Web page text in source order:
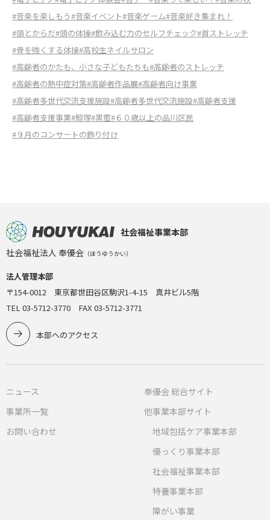
#音楽を楽しもう#音楽イベント#音楽ゲーム#音楽好き集まれ！
#頭とからだ#頭の体操#飲み込む力のセルフチェック#首ストレッチ
#骨を強くする体操#高校生ネイルサロン
#高齢者のかたも、小さな子どもたちも#高齢者のストレッチ
#高齢者の熱中症対策#高齢者作品展#高齢者向け事業
#高齢者多世代交流支援施設#高齢者多世代交流施設#高齢者支援
#高齢者支援事業#鯨塚#黒蜜#６０歳以上の品川区民
#９月のコンサートの飾り付け
社会福祉事業本部
社会福祉法人 奉優会 （ほうゆうかい）
法人管理本部
〒154-0012 東京都世田谷区駒沢1-4-15 真井ビル5階
TEL 03-5712-3770 FAX 03-5712-3771
本部へのアクセス
ニュース
事業所一覧
お問い合わせ
奉優会 総合サイト
他事業本部サイト
地域包括ケア事業本部
優っくり事業本部
社会福祉事業本部
特養事業本部
障がい事業